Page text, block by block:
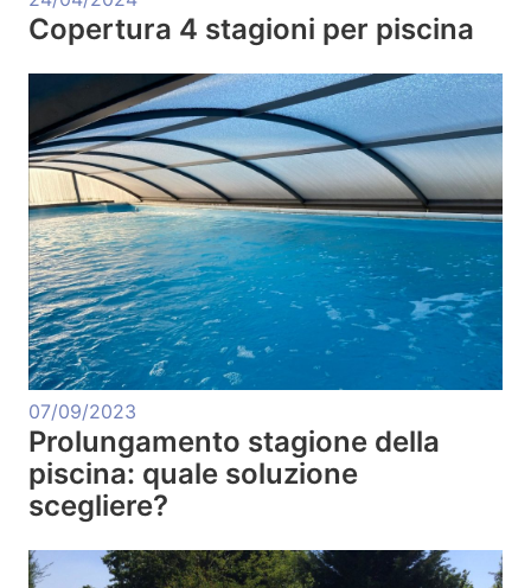
Copertura 4 stagioni per piscina
07/09/2023
Prolungamento stagione della
piscina: quale soluzione
scegliere?